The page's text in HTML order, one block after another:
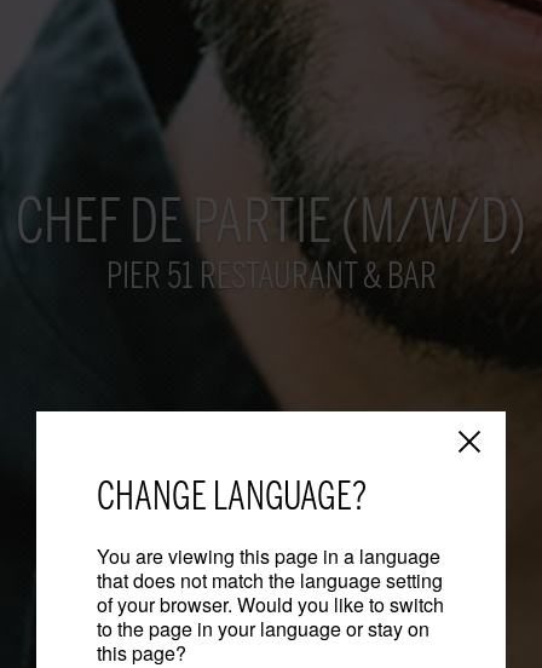
CHEF DE PARTIE (M/W/D)
PIER 51 RESTAURANT & BAR
CHANGE LANGUAGE?
You are viewing this page in a language
that does not match the language setting
of your browser. Would you like to switch
to the page in your language or stay on
this page?